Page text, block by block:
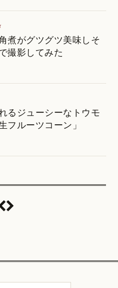
煮がグツグツ美味しそ
撮影してみた
るジューシーなトウモ
フルーツコーン」